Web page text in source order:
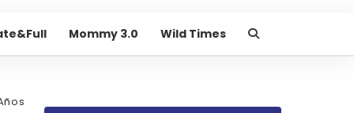
Mommy 3.0 Wild Times